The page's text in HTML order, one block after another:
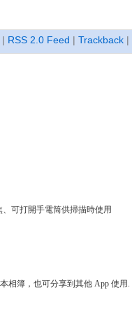
RSS 2.0 Feed | Trackback|
、可打開手電筒供掃描時使用
相簿，也可分享到其他 App 使用.